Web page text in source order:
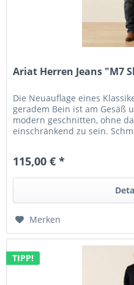
Ariat Herren Jeans "M7
Die Neuauflage eines
geradem Bein ist am Gesäß
modern geschnitten, ohne
einschränkend zu sein.
115,00 € *
Merken
TIPP!